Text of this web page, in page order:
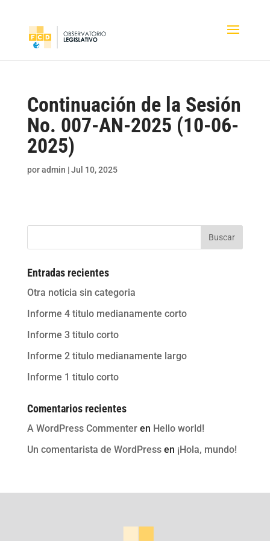
Continuación de la Sesión
No. 007-AN-2025 (10-06-
2025)
poradmin |Jul 10, 2025
Buscar
Entradas recientes
Otra noticia sin categoria
Informe 4 titulo medianamente corto
Informe 3 titulo corto
Informe 2 titulo medianamente largo
Informe 1 titulo corto
Comentarios recientes
A WordPress Commenteren Hello world!
Un comentarista de WordPressen ¡Hola, mundo!